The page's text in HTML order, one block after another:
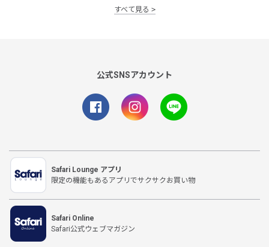
すべて見る
公式SNSアカウント
Safari Lounge アプリ
限定の機能もあるアプリでサクサクお買い物
Safari Online
Safari公式ウェブマガジン